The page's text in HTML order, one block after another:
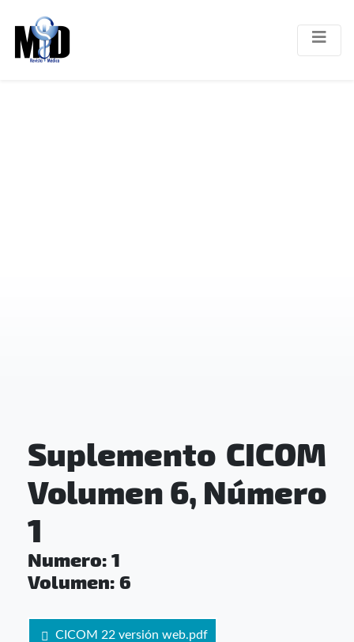
Suplemento CICOM
Volumen 6, Número
1
Numero: 1
Volumen: 6
CICOM 22 versión web.pdf